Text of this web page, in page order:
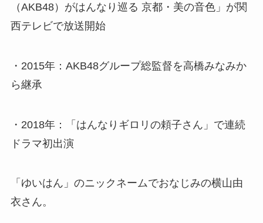
（AKB48）がはんなり巡る 京都・美の音色」が関
西テレビで放送開始
・2015年：AKB48グループ総監督を高橋みなみか
ら継承
・2018年：「はんなりギロリの頼子さん」で連続
ドラマ初出演
「ゆいはん」のニックネームでおなじみの横山由
衣さん。